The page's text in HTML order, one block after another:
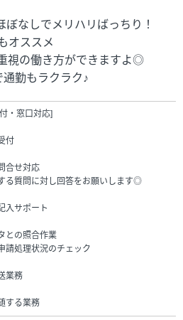
なしでメリハリばっちり！
オススメ
視の働き方ができますよ◎
勤もラクラク♪
・窓口対応]
付
合せ対応
る質問に対し回答をお願いします◎
入サポート
との照合作業
請処理状況のチェック
業務
する業務